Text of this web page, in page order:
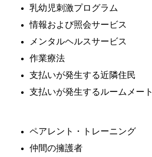
乳幼児刺激プログラム
情報および照会サービス
メンタルヘルスサービス
作業療法
支払いが発生する近隣住民
支払いが発生するルームメート
ペアレント・トレーニング
仲間の擁護者